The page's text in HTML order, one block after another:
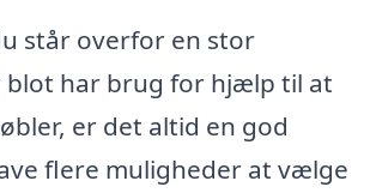
står overfor en stor
har brug for hjælp til at
er det altid en god
flere muligheder at vælge